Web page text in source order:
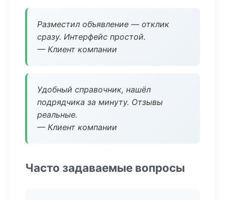
Разместил объявление — отклик
сразу. Интерфейс простой.
— Клиент компании
Удобный справочник, нашёл
подрядчика за минуту. Отзывы
реальные.
— Клиент компании
Часто задаваемые вопросы